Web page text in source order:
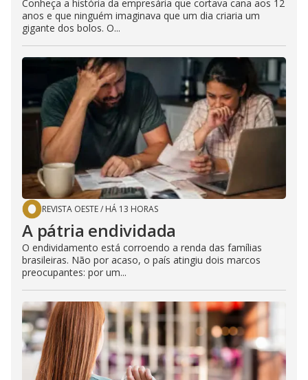
Conheça a história da empresária que cortava cana aos 12
anos e que ninguém imaginava que um dia criaria um
gigante dos bolos. O...
REVISTA OESTE/ HÁ 13 HORAS
A pátria endividada
O endividamento está corroendo a renda das famílias
brasileiras. Não por acaso, o país atingiu dois marcos
preocupantes: por um...